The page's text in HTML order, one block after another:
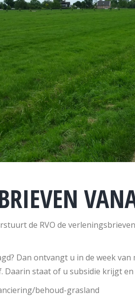
de RVO de
Dan ontvangt u in de week
Daarin staat of u subsidie krijgt
behoud-grasland